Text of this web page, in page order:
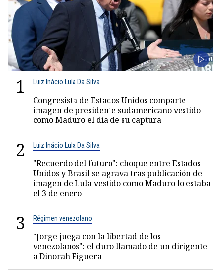
1 Luiz Inácio Lula Da Silva
Congresista de Estados Unidos comparte
imagen de presidente sudamericano vestido
como Maduro el día de su captura
2 Luiz Inácio Lula Da Silva
"Recuerdo del futuro": choque entre Estados
Unidos y Brasil se agrava tras publicación de
imagen de Lula vestido como Maduro lo estaba
el 3 de enero
3 Régimen venezolano
"Jorge juega con la libertad de los
venezolanos": el duro llamado de un dirigente
a Dinorah Figuera